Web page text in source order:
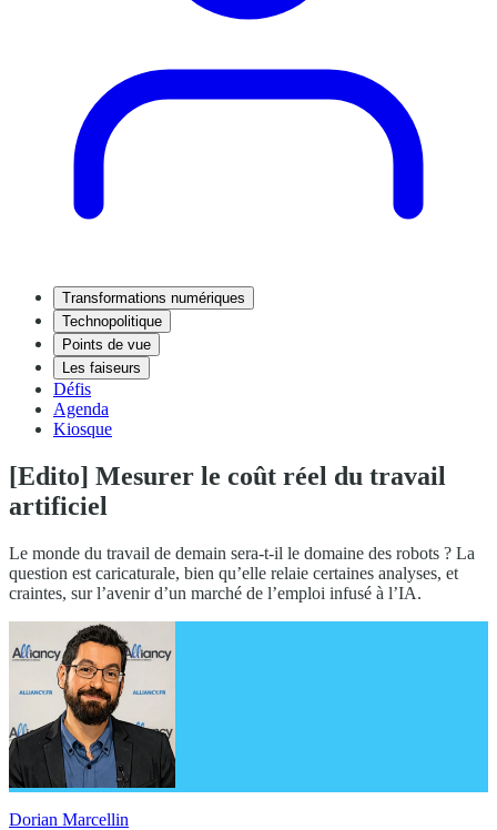
Transformations numériques
Technopolitique
Points de vue
Les faiseurs
Défis
Agenda
Kiosque
[Edito] Mesurer le coût réel du travail
artificiel
Le monde du travail de demain sera-t-il le domaine des robots ? La
question est caricaturale, bien qu’elle relaie certaines analyses, et
craintes, sur l’avenir d’un marché de l’emploi infusé à l’IA.
Dorian Marcellin